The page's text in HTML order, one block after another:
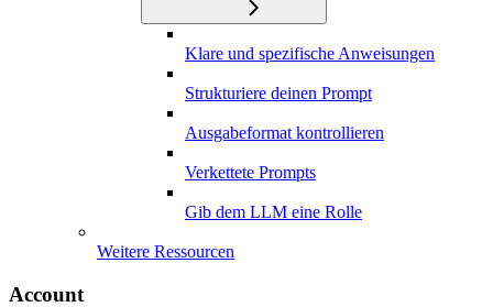
Klare und spezifische Anweisungen
Strukturiere deinen Prompt
Ausgabeformat kontrollieren
Verkettete Prompts
Gib dem LLM eine Rolle
Weitere Ressourcen
Account